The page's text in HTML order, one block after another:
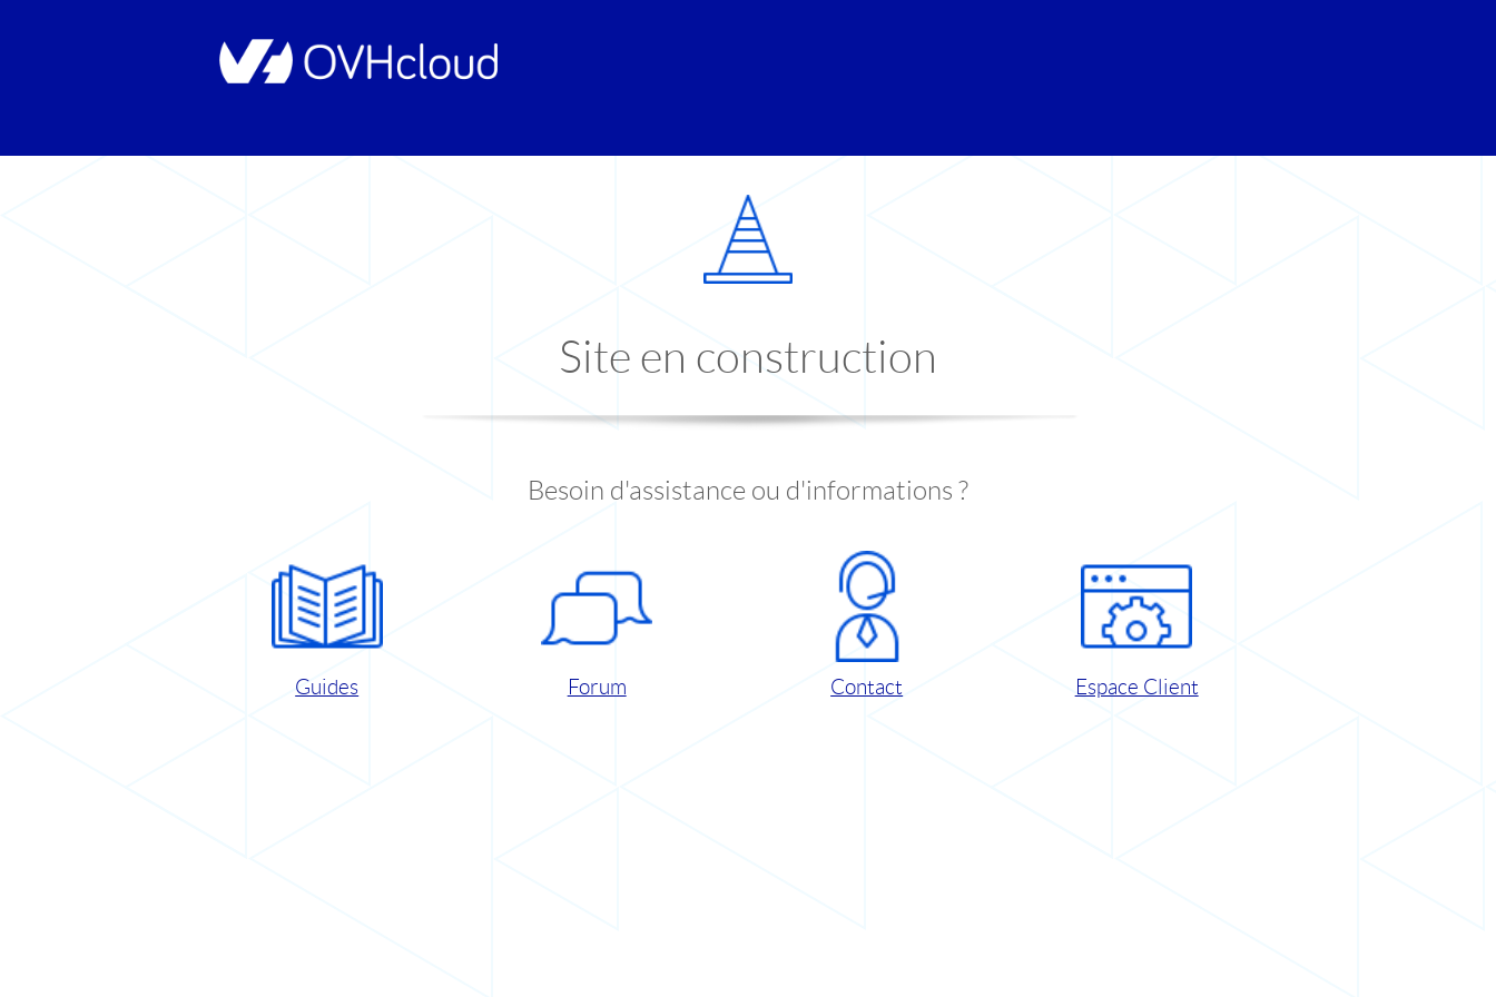
Site en construction
Besoin d'assistance ou d'informations ?
Guides Forum Contact Espace Client